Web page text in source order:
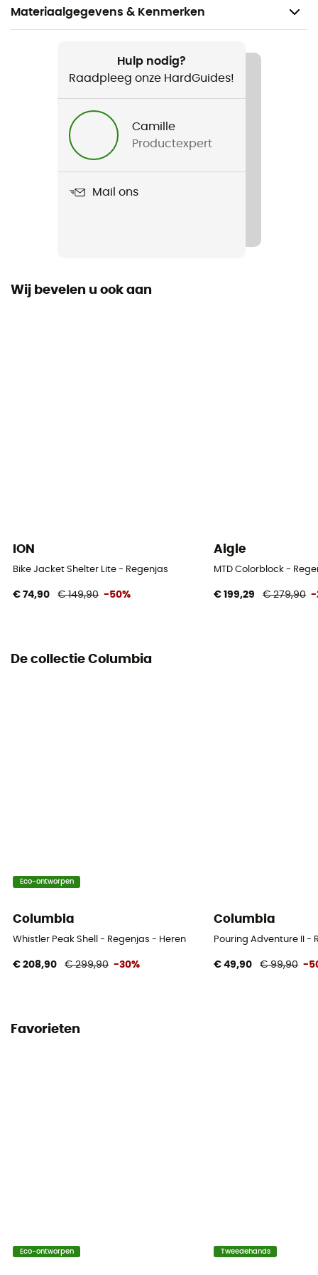
Materiaalgegevens & Kenmerken
Wandelen / Trekking / Reizen / Dagelijks Leven
Materiaal
Hulp nodig?
Raadpleeg onze HardGuides!
Camille
Productexpert
Mail ons
Wij bevelen u ook aan
ION
Bike Jacket Shelter Lite - Regenjas
€ 74,90 € 149,90 -50%
Aigle
MTD Colorblock -
€ 199,29 € 279,90 -
De collectie Columbia
Eco-ontworpen
Columbia
Whistler Peak Shell - Regenjas - Heren
€ 208,90 € 299,90 -30%
Columbia
Pouring Adventure II -
€ 49,90 € 99,90 -
Favorieten
Eco-ontworpen Tweedehands